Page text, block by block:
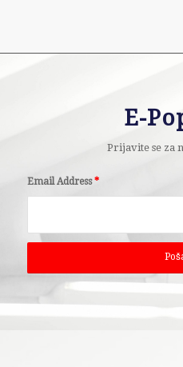
E-
Prijavite se za
Email Address*